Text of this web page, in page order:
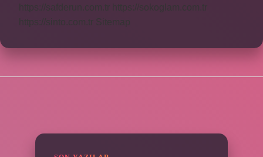
https://safderun.com.tr
https://sokoglam.com.tr
https://sinto.com.tr
Sitemap